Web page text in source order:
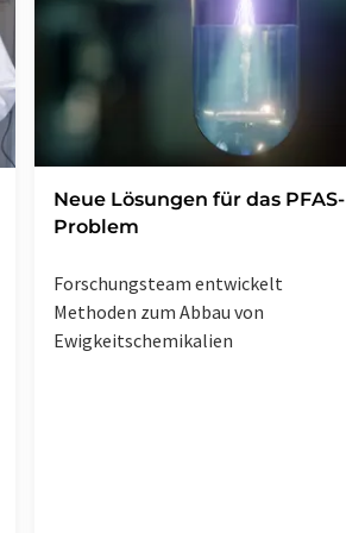
Neue Lösungen für das PFAS-
Problem
Forschungsteam entwickelt
Methoden zum Abbau von
Ewigkeitschemikalien